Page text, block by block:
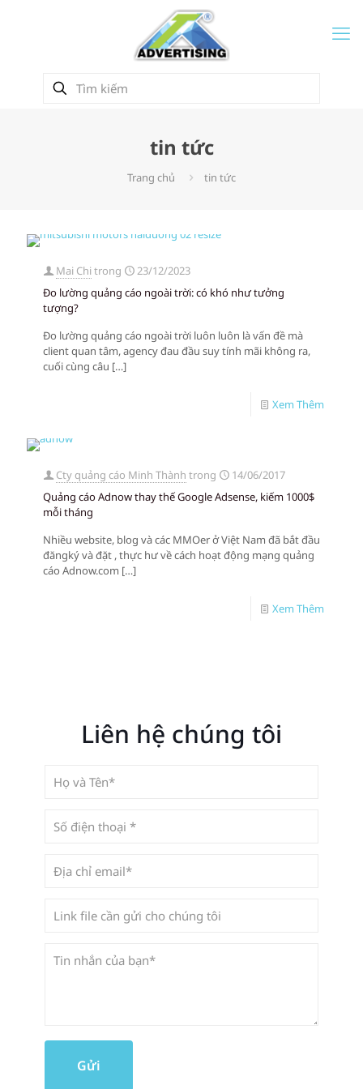
tin tức
Trang chủ tin tức
Mai Chi trong
23/12/2023
Đo lường quảng cáo ngoài trời: có khó như tưởng
tượng?
Đo lường quảng cáo ngoài trời luôn luôn là vấn đề mà
client quan tâm, agency đau đầu suy tính mãi không ra,
cuối cùng câu […]
Xem Thêm
Cty quảng cáo Minh Thành trong
14/06/2017
Quảng cáo Adnow thay thế Google Adsense, kiếm 1000$
mỗi tháng
Nhiều website, blog và các MMOer ở Việt Nam đã bắt đầu
đăngký và đặt , thực hư về cách hoạt động mạng quảng
cáo Adnow.com […]
Xem Thêm
Liên hệ chúng tôi